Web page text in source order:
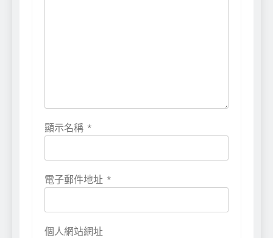
顯示名稱 *
電子郵件地址 *
個人網站網址